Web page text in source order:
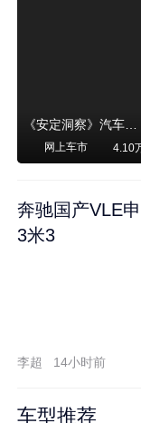
《安定洞察》汽车烧不烧油，和石油安全无关！
网上车市 4.10
奔驰国产VLE
3米3
李超 14小时前
车型推荐